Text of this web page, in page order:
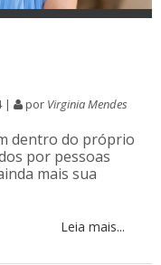
| por Virginia Mendes
dentro do próprio
por pessoas
mais sua
Leia mais...